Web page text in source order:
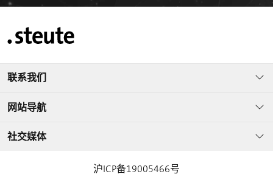
联系我们
网站导航
社交媒体
沪ICP备19005466号